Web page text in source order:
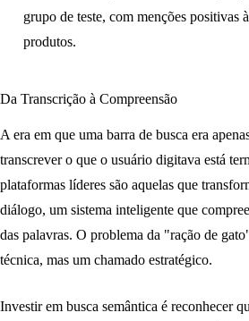
grupo de teste, com menções positivas
produtos.
Da Transcrição à Compreensão
A era em que uma barra de busca era
transcrever o que o usuário digitava está
plataformas líderes são aquelas que
diálogo, um sistema inteligente que
das palavras. O problema da "ração de
técnica, mas um chamado estratégico.
Investir em busca semântica é reconhecer